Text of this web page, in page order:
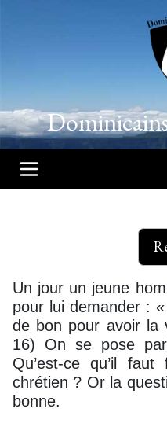
Un jour un jeune
pour lui demander :
de bon pour avoir la
16) On se pose
Qu’est-ce qu’il
chrétien ? Or la
bonne.